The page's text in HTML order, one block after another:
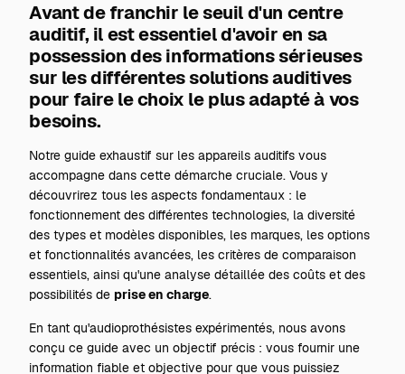
Avant de franchir le seuil d'un centre
auditif, il est essentiel d'avoir en sa
possession des informations sérieuses
sur les différentes solutions auditives
pour faire le choix le plus adapté à vos
besoins.
Notre guide exhaustif sur les appareils auditifs vous
accompagne dans cette démarche cruciale. Vous y
découvrirez tous les aspects fondamentaux : le
fonctionnement des différentes technologies, la diversité
des types et modèles disponibles, les marques, les options
et fonctionnalités avancées, les critères de comparaison
essentiels, ainsi qu'une analyse détaillée des coûts et des
possibilités de prise en charge.
En tant qu'audioprothésistes expérimentés, nous avons
conçu ce guide avec un objectif précis : vous fournir une
information fiable et objective pour que vous puissiez